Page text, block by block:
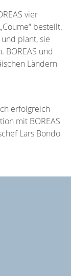
vier
bestellt.
plant, sie
BOREAS und
Ländern
erfolgreich
mit BOREAS
Lars Bondo